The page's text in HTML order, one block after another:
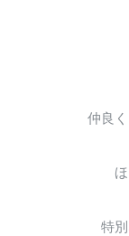
仲良
特